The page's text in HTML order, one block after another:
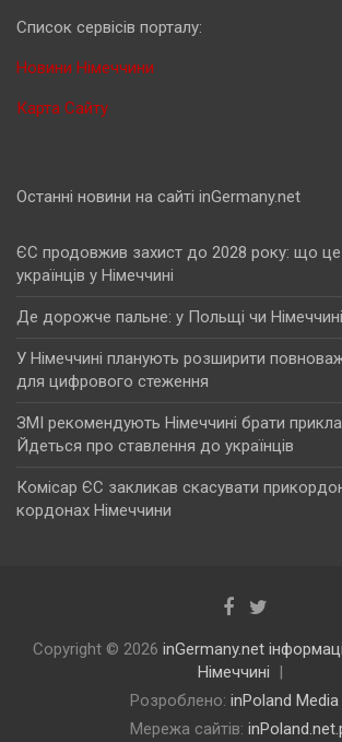
Cписок сервісів порталу:
Новини Німеччини
Карта Сайту
Останні новини на сайті inGermany.net
ЄС продовжив захист до 2028 року: що
українців у Німеччині
Де дорожче пальне: у Польщі чи
У Німеччині планують розширити
для цифрового стеження
ЗМІ рекомендують Німеччині брати
Йдеться про ставлення до українців
Комісар ЄС закликав скасувати
кордонах Німеччини
Copyright © 2026 inGermany.net
Німеччині
Розроблено: inPoland Media
Мережа сайтів: